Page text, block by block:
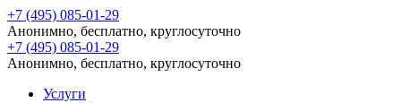
+7 (495) 085-01-29
Анонимно, бесплатно, круглосуточно
+7 (495) 085-01-29
Анонимно, бесплатно, круглосуточно
Услуги